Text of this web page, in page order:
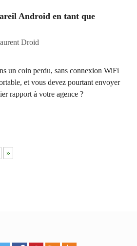
Android en tant que
Droid
un coin perdu, sans connexion WiFi
et vous devez pourtant envoyer
rapport à votre agence ?
»